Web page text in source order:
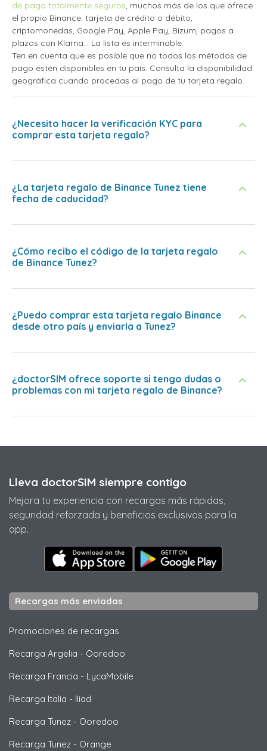
de pago totalmente seguros, muchos más de los que ofrece
el propio Binance: tarjeta de crédito o débito,
criptomonedas, Google Pay, Apple Pay, Bizum, pagos a
plazos con Klarna... La lista es interminable.
Ten en cuenta que es posible que no todos los métodos de
pago estén disponibles en tu país. Consulta la disponibilidad
geográfica cuando procedas al pago de tu tarjeta regalo.
¿Necesito hacer la verificación KYC para
comprar esta tarjeta regalo?
¿La tarjeta regalo de Binance Tunez tiene
fecha de caducidad?
¿Cómo recibo el código de la tarjeta regalo
de Binance Tunez?
¿Puedo comprar esta tarjeta regalo Binance
desde otro país y enviarla a Tunez?
¿doctorSIM ofrece soporte si tengo dudas o
problemas con mi tarjeta regalo de Binance?
Lleva doctorSIM siempre contigo
Mejora tu experiencia con recargas más rápidas,
seguridad reforzada y beneficios exclusivos para la
app.
Recargas más enviadas
Promociones de recargas
Recarga Argelia - Ooredoo
Recarga Francia - LycaMobile
Recarga Italia - Iliad
Recarga Tunez - Ooredoo
Recarga Tunez - Orange